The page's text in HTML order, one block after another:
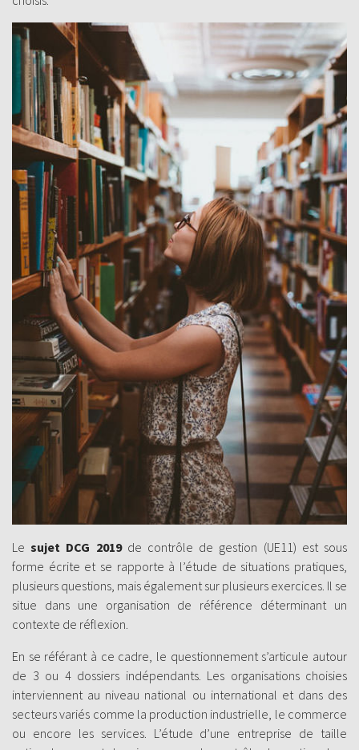
Lesujet DCG 2019de contrôle de gestion (UE11) est sous
forme écrite et se rapporte à l’étude de situations pratiques,
plusieurs questions, mais également sur plusieurs exercices. Il se
situe dans une organisation de référence déterminant un
contexte de réflexion.
En se référant à ce cadre, le questionnement s’articule autour
de 3 ou 4 dossiers indépendants. Les organisations choisies
interviennent au niveau national ou international et dans des
secteurs variés comme la production industrielle, le commerce
ou encore les services. L’étude d’une entreprise de taille